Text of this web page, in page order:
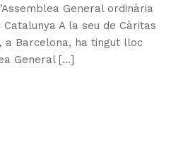
General ordinària
Catalunya A la seu de Càritas
a Barcelona, ha tingut lloc
General [...]